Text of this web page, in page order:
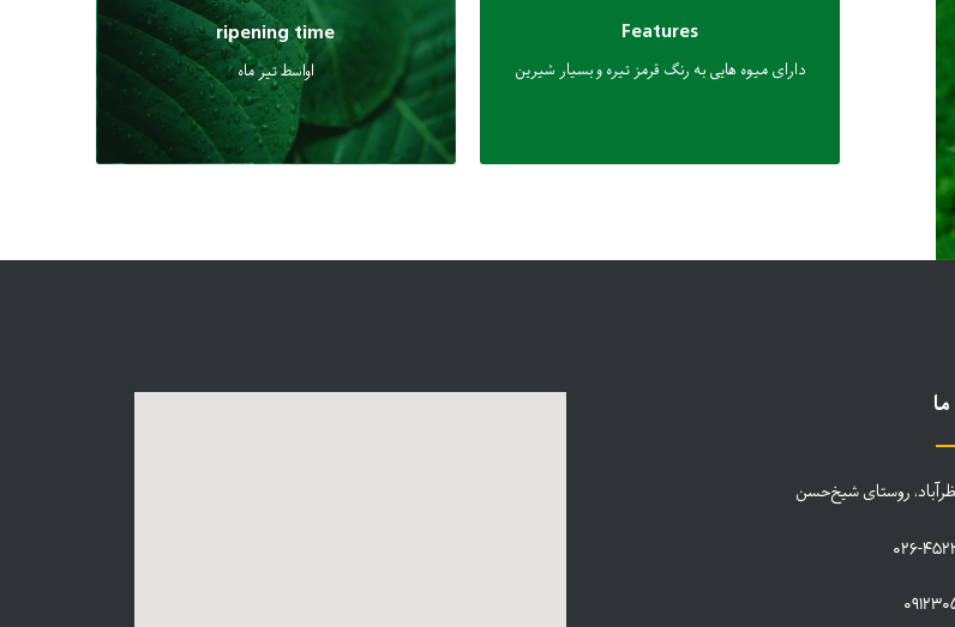
Features
دارای میوه هایی به رنگ قرمز تیره و بسیار شیرین
ripening time
اواسط تیر ماه
نظرآباد، روستای شیخ‌حسن